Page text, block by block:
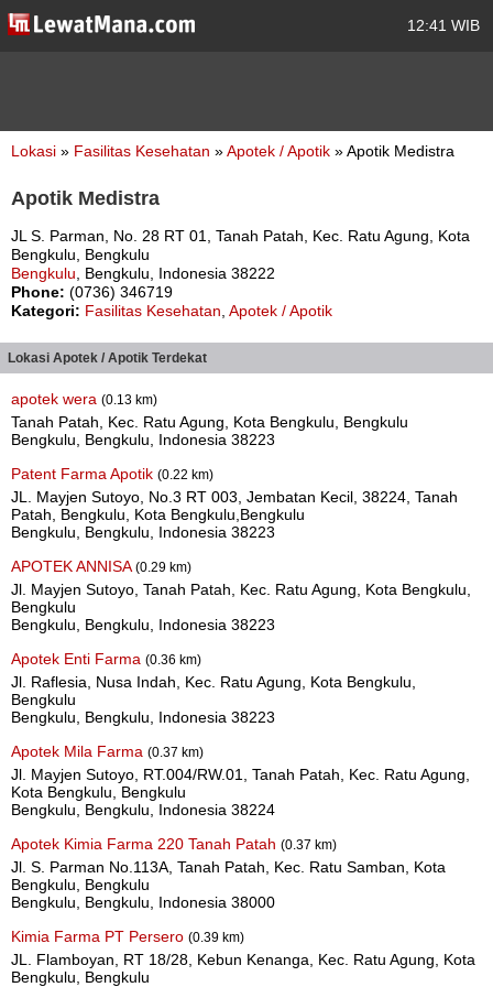
12:41 WIB
Lokasi » Fasilitas Kesehatan »Apotek / Apotik » Apotik Medistra
Apotik Medistra
JL S. Parman, No. 28 RT 01, Tanah Patah, Kec. Ratu Agung, Kota
Bengkulu, Bengkulu
Bengkulu , Bengkulu, Indonesia 38222
Phone: (0736) 346719
Kategori: Fasilitas Kesehatan Apotek / Apotik
Lokasi Apotek / Apotik Terdekat
apotek wera (0.13 km)
Tanah Patah, Kec. Ratu Agung, Kota Bengkulu, Bengkulu
Bengkulu, Bengkulu, Indonesia 38223
Patent Farma Apotik (0.22 km)
JL. Mayjen Sutoyo, No.3 RT 003, Jembatan Kecil, 38224, Tanah
Patah, Bengkulu, Kota Bengkulu,Bengkulu
Bengkulu, Bengkulu, Indonesia 38223
APOTEK ANNISA (0.29 km)
Jl. Mayjen Sutoyo, Tanah Patah, Kec. Ratu Agung, Kota Bengkulu,
Bengkulu
Bengkulu, Bengkulu, Indonesia 38223
Apotek Enti Farma (0.36 km)
Jl. Raflesia, Nusa Indah, Kec. Ratu Agung, Kota Bengkulu,
Bengkulu
Bengkulu, Bengkulu, Indonesia 38223
Apotek Mila Farma (0.37 km)
Jl. Mayjen Sutoyo, RT.004/RW.01, Tanah Patah, Kec. Ratu Agung,
Kota Bengkulu, Bengkulu
Bengkulu, Bengkulu, Indonesia 38224
Apotek Kimia Farma 220 Tanah Patah (0.37 km)
Jl. S. Parman No.113A, Tanah Patah, Kec. Ratu Samban, Kota
Bengkulu, Bengkulu
Bengkulu, Bengkulu, Indonesia 38000
Kimia Farma PT Persero (0.39 km)
JL. Flamboyan, RT 18/28, Kebun Kenanga, Kec. Ratu Agung, Kota
Bengkulu, Bengkulu